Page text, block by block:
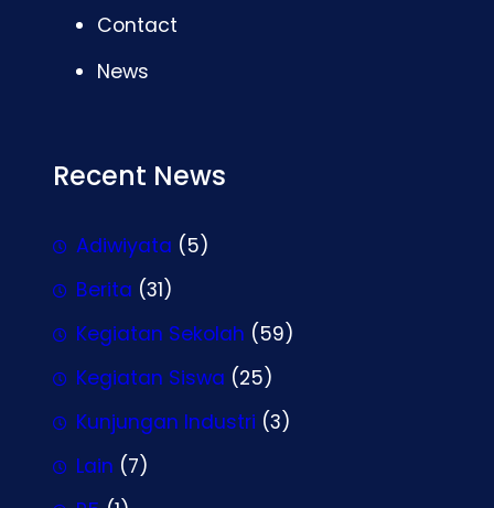
Contact
News
Recent News
Adiwiyata (5)
Berita (31)
Kegiatan Sekolah (59)
Kegiatan Siswa (25)
Kunjungan Industri (3)
Lain (7)